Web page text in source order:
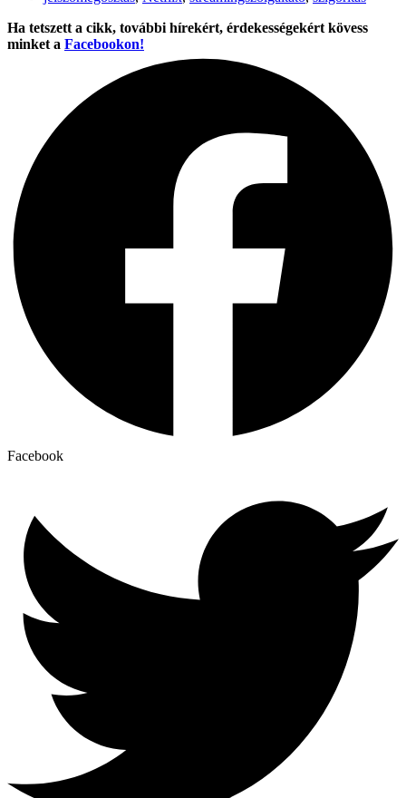
Ha tetszett a cikk, további hírekért, érdekességekért kövess
minket a Facebookon!
Facebook